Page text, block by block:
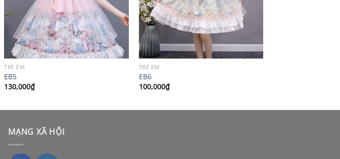
TRẺ EM
EB5
130,000₫
TRẺ EM
EB6
100,000₫
MẠNG XÃ HỘI